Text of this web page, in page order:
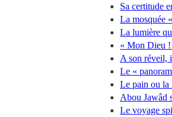
Sa certitude
La mosquée
La lumière
« Mon Dieu !
A son réveil,
Le «
Le pain ou la
Abou Jawâd
Le voyage